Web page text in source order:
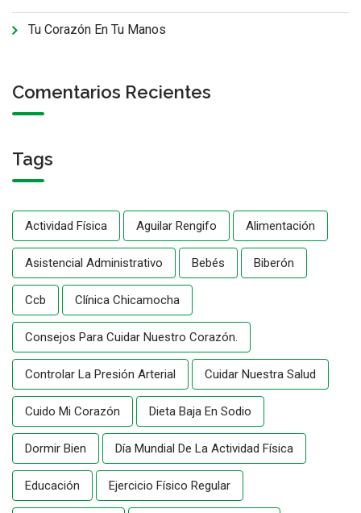
Tu Corazón En Tu Manos
Comentarios Recientes
Tags
Actividad Física Aguilar Rengifo Alimentación
Asistencial Administrativo Bebés Biberón
Ccb Clínica Chicamocha
Consejos Para Cuidar Nuestro Corazón.
Controlar La Presión Arterial Cuidar Nuestra Salud
Cuido Mi Corazón Dieta Baja En Sodio
Dormir Bien Día Mundial De La Actividad Física
Educación Ejercicio Físico Regular